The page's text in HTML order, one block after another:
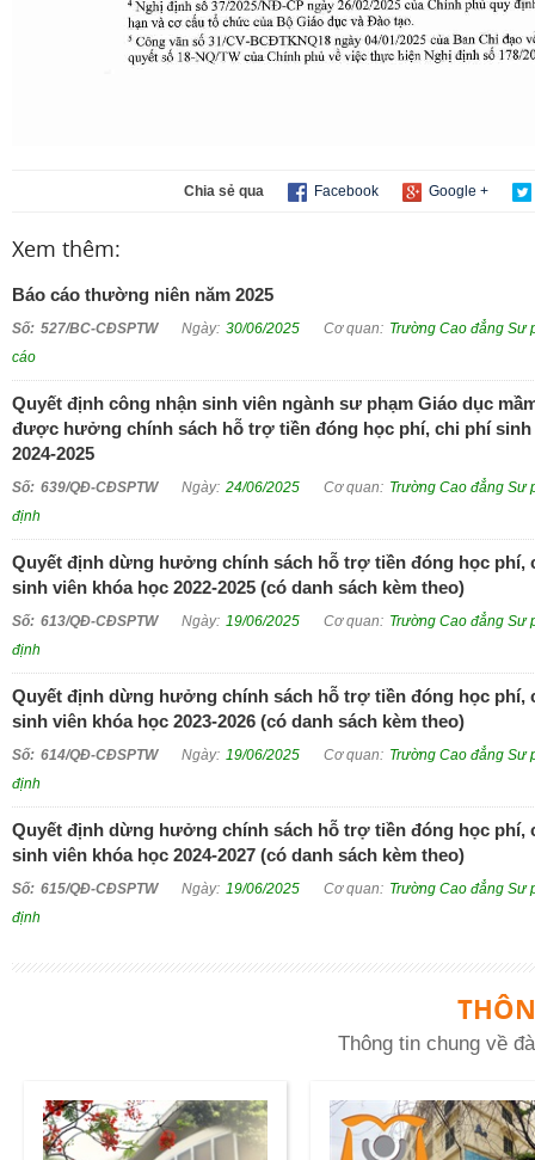
Chia sẻ qua Facebook Google +
Xem thêm:
Báo cáo thường niên năm 2025
527/BC-CĐSPTW 30/06/2025
Trường Cao đẳng Sư
cáo
Quyết định công nhận sinh viên ngành sư phạm Giáo dục
được hưởng chính sách hỗ trợ tiền đóng học phí, chi phí sinh
2024-2025
639/QĐ-CĐSPTW 24/06/2025
Trường Cao đẳng Sư
định
Quyết định dừng hưởng chính sách hỗ trợ tiền đóng học phí,
sinh viên khóa học 2022-2025 (có danh sách kèm theo)
613/QĐ-CĐSPTW 19/06/2025
Trường Cao đẳng Sư
định
Quyết định dừng hưởng chính sách hỗ trợ tiền đóng học phí,
sinh viên khóa học 2023-2026 (có danh sách kèm theo)
614/QĐ-CĐSPTW 19/06/2025
Trường Cao đẳng Sư
định
Quyết định dừng hưởng chính sách hỗ trợ tiền đóng học phí,
sinh viên khóa học 2024-2027 (có danh sách kèm theo)
615/QĐ-CĐSPTW 19/06/2025
Trường Cao đẳng Sư
định
Thông tin chung về